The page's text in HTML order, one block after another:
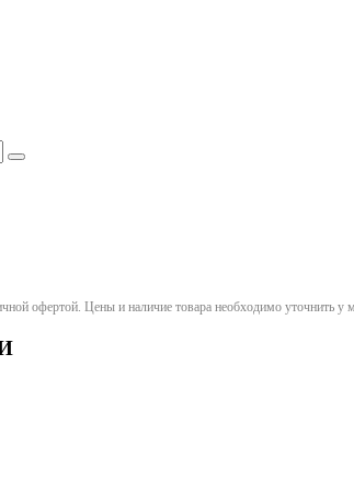
офертой. Цены и наличие товара необходимо уточнить у